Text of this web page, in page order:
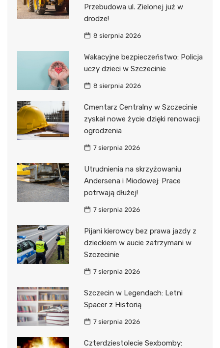
Przebudowa ul. Zielonej już w
drodze!
8 sierpnia 2026
Wakacyjne bezpieczeństwo: Policja
uczy dzieci w Szczecinie
8 sierpnia 2026
Cmentarz Centralny w Szczecinie
zyskał nowe życie dzięki renowacji
ogrodzenia
7 sierpnia 2026
Utrudnienia na skrzyżowaniu
Andersena i Miodowej: Prace
potrwają dłużej!
7 sierpnia 2026
Pijani kierowcy bez prawa jazdy z
dzieckiem w aucie zatrzymani w
Szczecinie
7 sierpnia 2026
Szczecin w Legendach: Letni
Spacer z Historią
7 sierpnia 2026
Czterdziestolecie Sexbomby: